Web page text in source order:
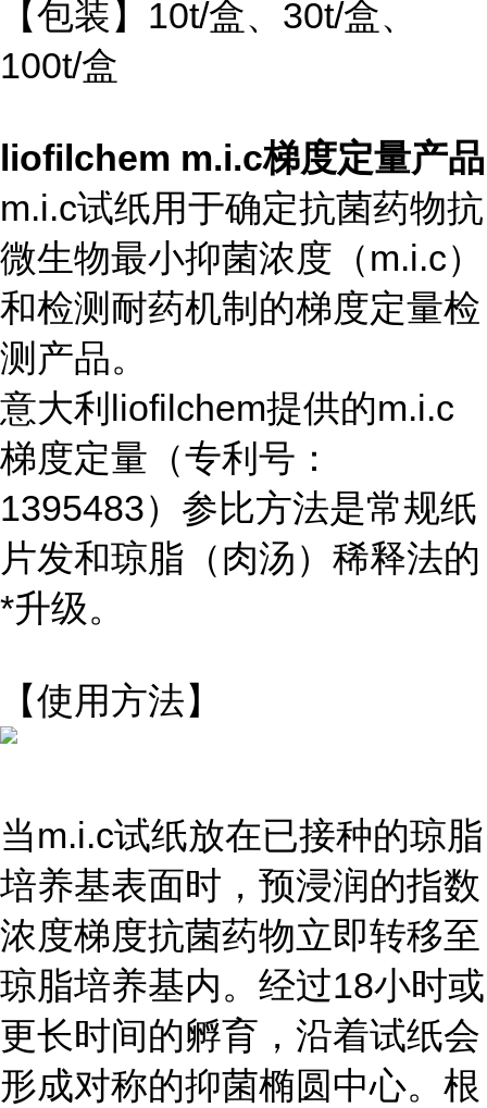
【包装】10t/盒、30t/盒、
100t/盒
liofilchem m.i.c梯度定量产品
m.i.c试纸用于确定抗菌药物抗
微生物最小抑菌浓度（m.i.c）
和检测耐药机制的梯度定量检
测产品。
意大利liofilchem提供的m.i.c
梯度定量（专利号：
1395483）参比方法是常规纸
片发和琼脂（肉汤）稀释法的
*升级。
【使用方法】
当m.i.c试纸放在已接种的琼脂
培养基表面时，预浸润的指数
浓度梯度抗菌药物立即转移至
琼脂培养基内。经过18小时或
更长时间的孵育，沿着试纸会
形成对称的抑菌椭圆中心。根